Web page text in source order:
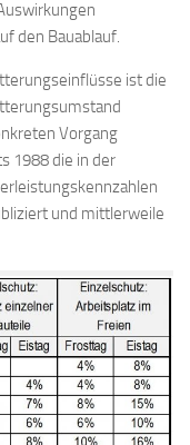
den Bauablauf.
ist die
Vorgang
1988 die in der
und mittlerweile